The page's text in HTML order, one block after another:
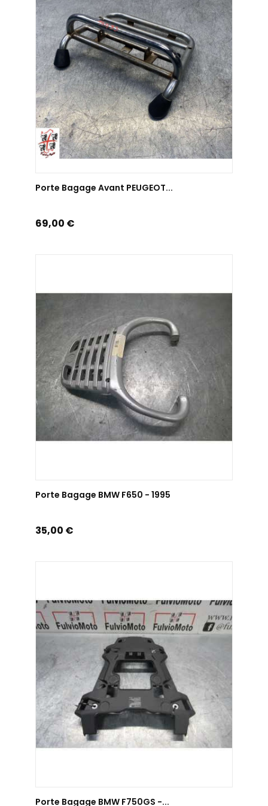
Porte Bagage Avant PEUGEOT...
Prix
69,00 €
Porte Bagage BMW F650 - 1995
Prix
35,00 €
Porte Bagage BMW F750GS -...